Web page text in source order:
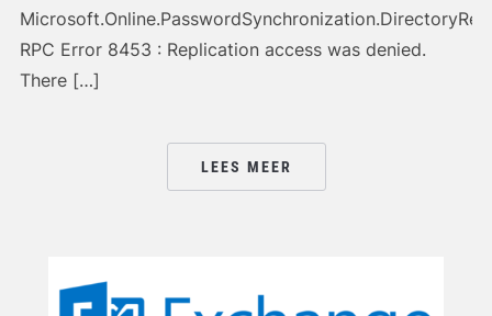
RPC Error 8453 : Replication access was denied.
There […]
LEES MEER